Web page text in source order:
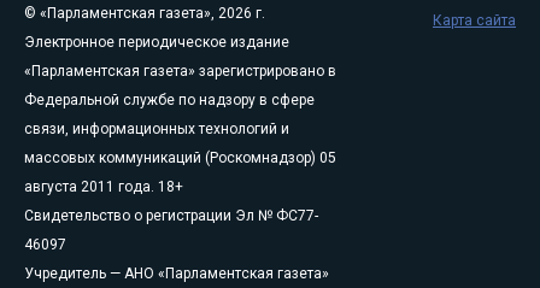
© «Парламентская газета», 2026 г.
Электронное периодическое издание
«Парламентская газета» зарегистрировано в
Федеральной службе по надзору в сфере
связи, информационных технологий и
массовых коммуникаций (Роскомнадзор) 05
августа 2011 года. 18+
Свидетельство о регистрации Эл № ФС77-
46097
Учредитель — АНО «Парламентская газета»
Карта сайта